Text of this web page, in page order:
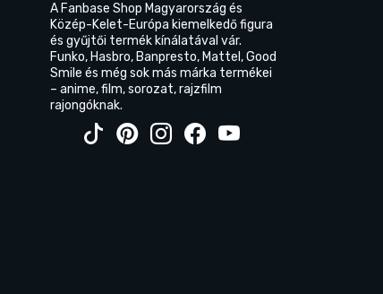
A Fanbase Shop Magyarország és
Közép-Kelet-Európa kiemelkedő figura
és gyűjtői termék kínálatával vár.
Funko, Hasbro, Banpresto, Mattel, Good
Smile és még sok más márka termékei
– anime, film, sorozat, rajzfilm
rajongóknak.